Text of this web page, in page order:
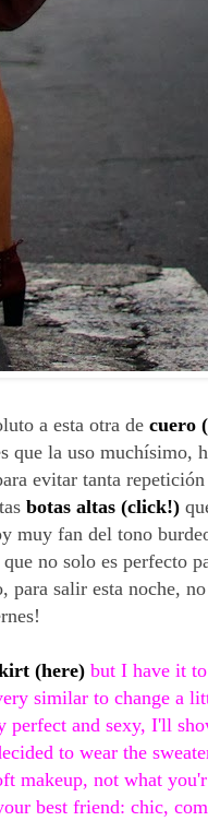
a esta otra de cuero
que la uso muchísimo,
evitar tanta
botas altas (click!)
muy fan del tono
no solo es perfecto
salir esta noche,
(here) but I have it
similar to change a
perfect and sexy, I'll
to wear the
makeup, not what
best friend: chic,